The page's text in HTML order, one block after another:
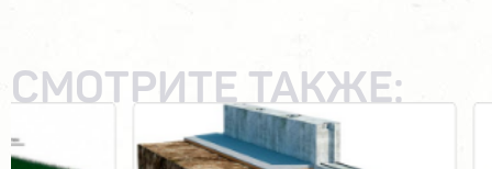
СМОТРИТЕ ТАКЖЕ: